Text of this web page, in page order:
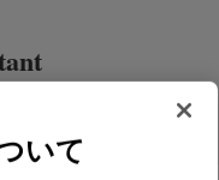
いて